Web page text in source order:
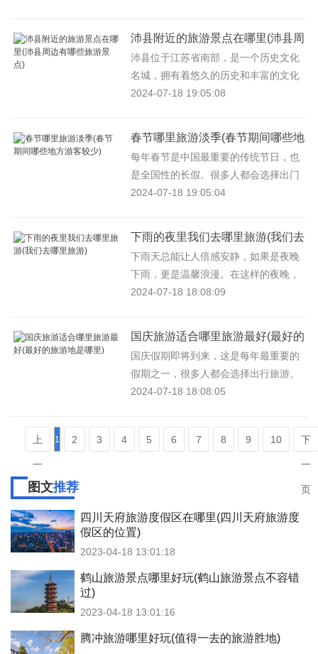
沛县附近的旅游景点在哪里(沛县周
边有哪些旅游景点)
沛县位于江苏省南部，是一个历史文化
名城，拥有着悠久的历史和丰富的文化
底蕴。同时，沛县也是一个充满自然美
2024-07-18 19:05:08
春节哪里旅游淡季(春节期间哪些地
方游客较少)
每年春节是中国最重要的传统节日，也
是全国性的长假。很多人都会选择出门
旅游，但是除了人山人海的热门景点，
2024-07-18 19:05:04
下雨的夜里我们去哪里旅游(我们去
哪里旅游)
下雨天总能让人倍感安静，如果是夜晚
下雨，更是温馨浪漫。在这样的夜晚，
我们去哪里旅游呢？1 泡温泉下雨天泡
2024-07-18 18:08:09
国庆旅游适合哪里旅游最好(最好的
旅游地是哪里)
国庆假期即将到来，这是每年最重要的
假期之一，很多人都会选择出行旅游。
在这个人山人海的假期里，大家都希望
2024-07-18 18:08:05
上
一
页
1 2 3 4 5 6 7 8 9 10 下
一
页
图文推荐
四川天府旅游度假区在哪里(四川天府旅游度
假区的位置)
2023-04-18 13:01:18
鹤山旅游景点哪里好玩(鹤山旅游景点不容错
过)
2023-04-18 13:01:16
腾冲旅游哪里好玩(值得一去的旅游胜地)